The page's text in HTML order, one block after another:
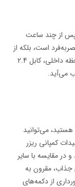
پس از چند ساعت
است، بلکه از
لحاظ کارایی نیز واقعا ستودنی است. صفحه نمایش، حافظه داخلی، کابل 2.4
می‌توانید
کمپانی ریزر
در مقایسه با سایر
جذاب، مقرون به
از دکمه‌های